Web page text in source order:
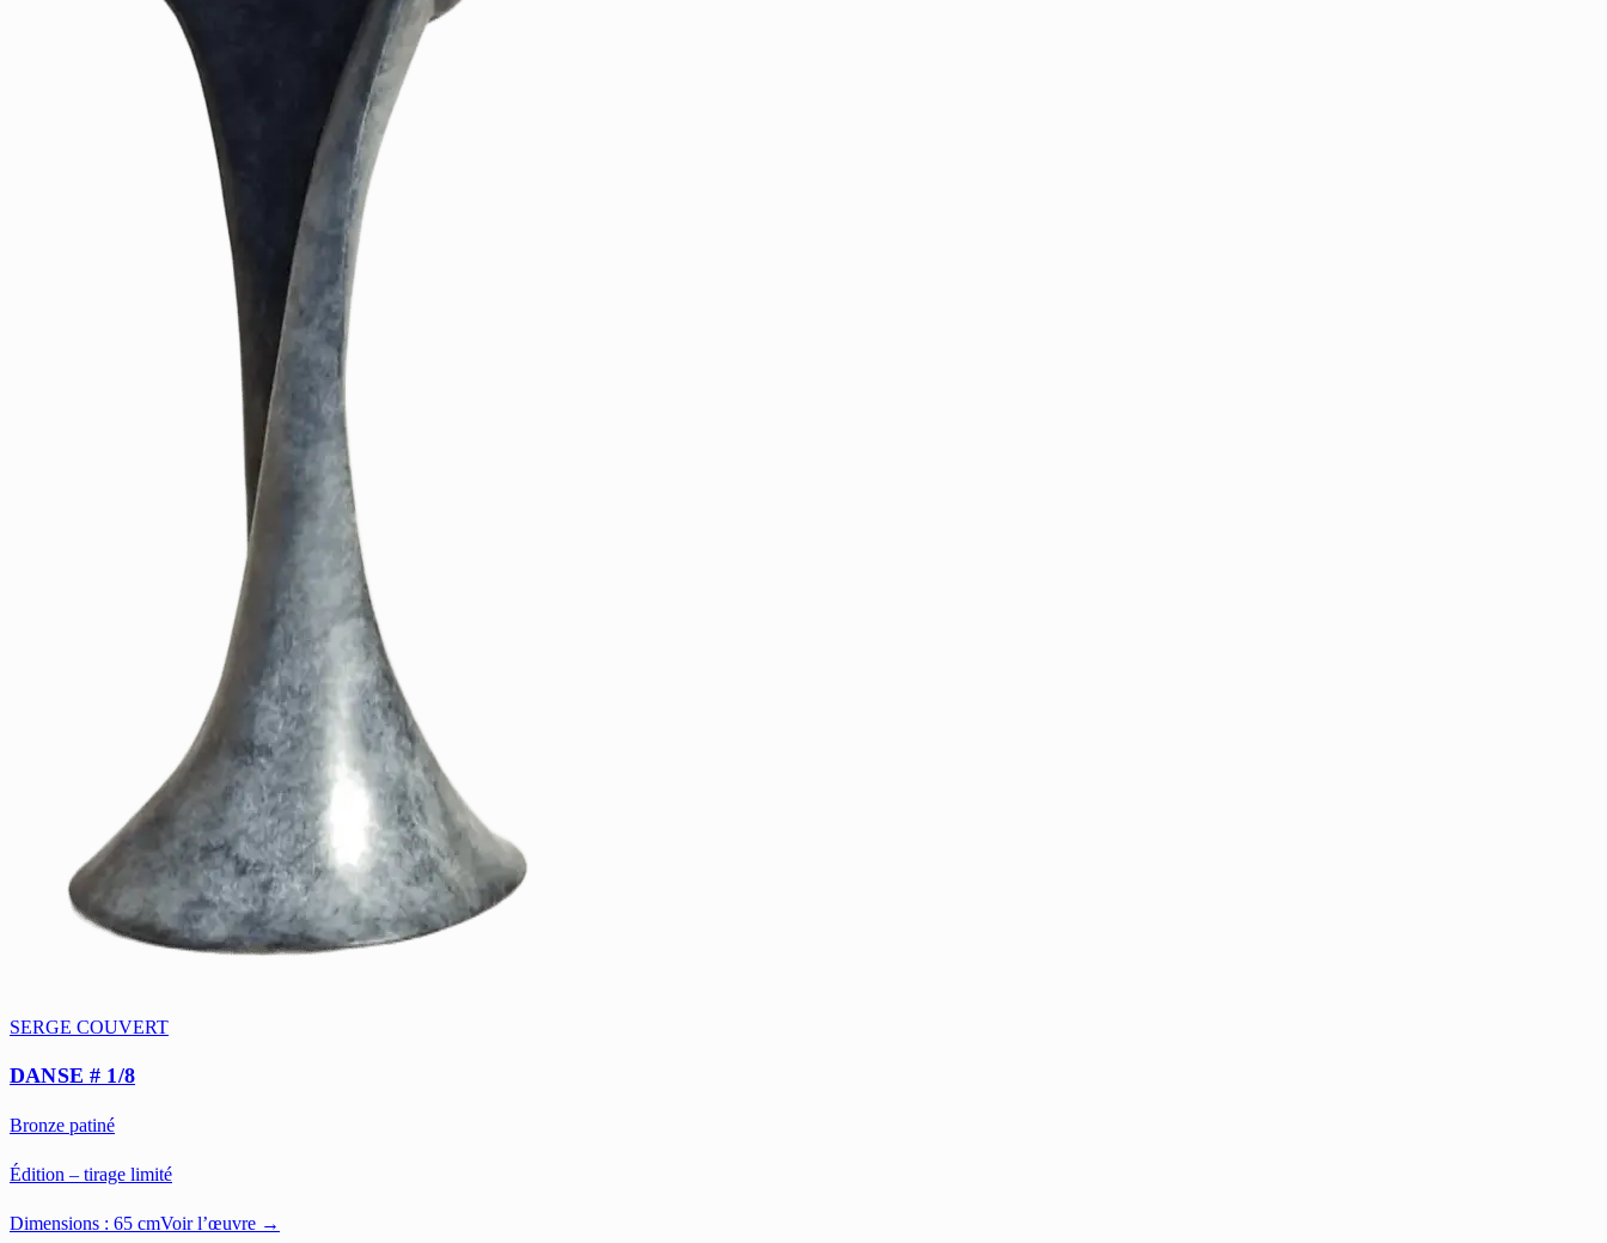
SERGE COUVERT
DANSE # 1/8
Bronze patiné
Édition – tirage limité
Dimensions : 65 cmVoir l’œuvre →